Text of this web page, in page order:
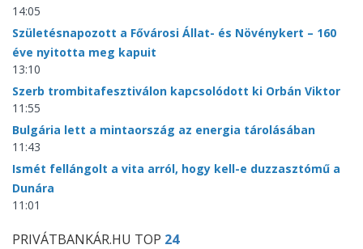
14:05
Születésnapozott a Fővárosi Állat- és Növénykert – 160
éve nyitotta meg kapuit
13:10
Szerb trombitafesztiválon kapcsolódott ki Orbán Viktor
11:55
Bulgária lett a mintaország az energia tárolásában
11:43
Ismét fellángolt a vita arról, hogy kell-e duzzasztómű a
Dunára
11:01
PRIVÁTBANKÁR.HU TOP 24